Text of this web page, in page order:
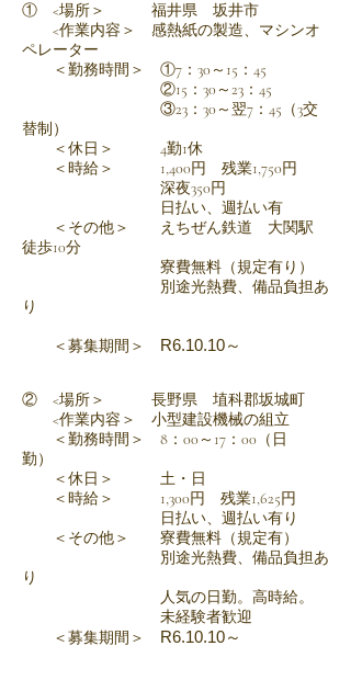
① <場所＞ 福井県 坂井市
<作業内容＞ 感熱紙の製造、マシンオ
ペレーター
＜勤務時間＞ ①7：30～15：45
②15：30～23：45
③23：30～翌7：45（3交
替制）
＜休日＞ 4勤1休
＜時給＞ 1,400円 残業1,750円
深夜350円
日払い、週払い有
＜その他＞ えちぜん鉄道 大関駅
徒歩10分
寮費無料（規定有り）
別途光熱費、備品負担あ
り
＜募集期間＞ R6.10.10～
② <場所＞ 長野県 埴科郡坂城町
<作業内容＞ 小型建設機械の組立
＜勤務時間＞ 8：00～17：00（日
勤）
＜休日＞ 土・日
＜時給＞ 1,300円 残業1,625円
日払い、週払い有り
＜その他＞ 寮費無料（規定有）
別途光熱費、備品負担あ
り
​ 人気の日勤。高時給。
未経験者歓迎
＜募集期間＞ R6.10.10～